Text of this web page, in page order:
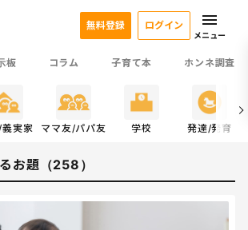
板 コラム 子育て本 ホンネ調査
無料登録 ログイン
メニュー
義実家 ママ友/パパ友 学校 発達/発育
お題（258）